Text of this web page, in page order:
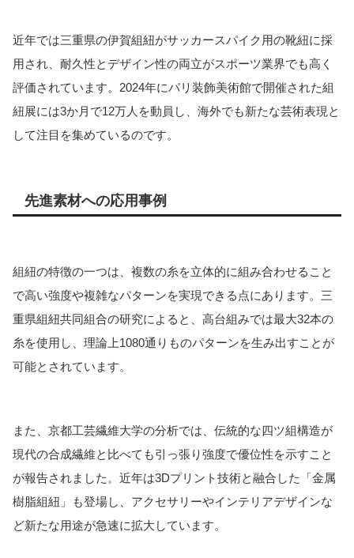
近年では三重県の伊賀組紐がサッカースパイク用の靴紐に採
用され、耐久性とデザイン性の両立がスポーツ業界でも高く
評価されています。2024年にパリ装飾美術館で開催された組
紐展には3か月で12万人を動員し、海外でも新たな芸術表現と
して注目を集めているのです。
先進素材への応用事例
組紐の特徴の一つは、複数の糸を立体的に組み合わせること
で高い強度や複雑なパターンを実現できる点にあります。三
重県組紐共同組合の研究によると、高台組みでは最大32本の
糸を使用し、理論上1080通りものパターンを生み出すことが
可能とされています。
また、京都工芸繊維大学の分析では、伝統的な四ツ組構造が
現代の合成繊維と比べても引っ張り強度で優位性を示すこと
が報告されました。近年は3Dプリント技術と融合した「金属
樹脂組紐」も登場し、アクセサリーやインテリアデザインな
ど新たな用途が急速に拡大しています。